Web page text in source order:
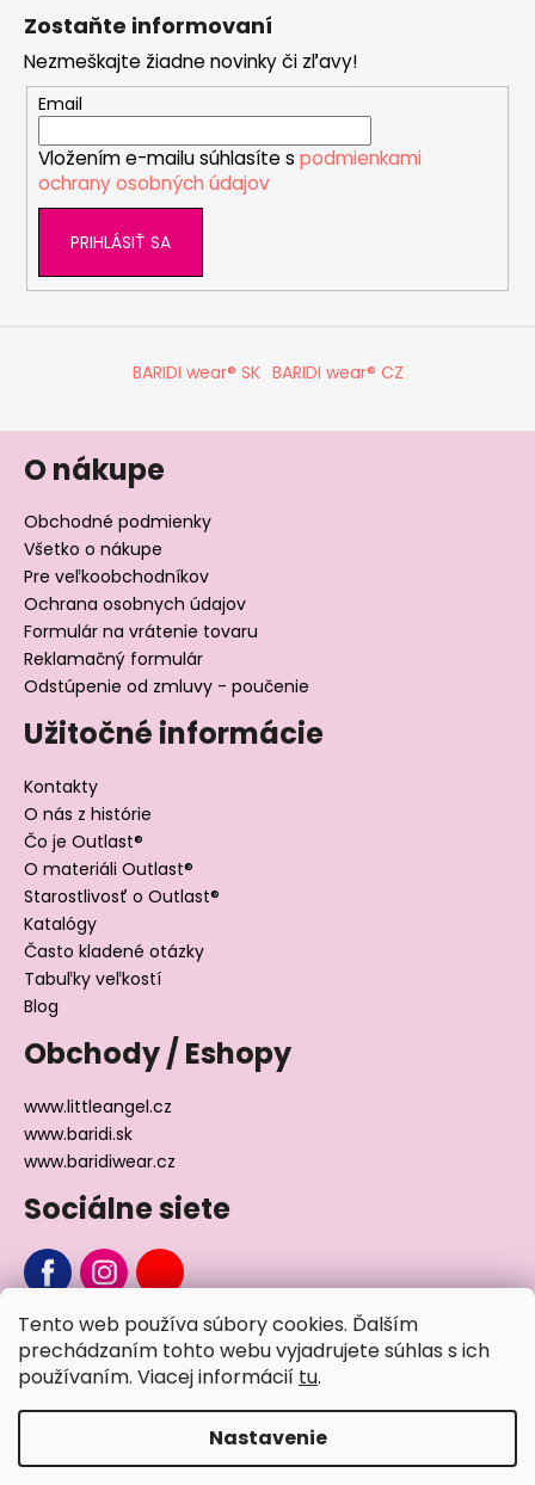
Tento web používa súbory cookies. Ďalším
prechádzaním tohto webu vyjadrujete súhlas s ich
používaním. Viacej informácií tu.
Nastavenie
c
i
e
r
v
k
p
s
u
a
n
i
e
Zostaňte informovaní
Nezmeškajte žiadne novinky či zľavy!
Email
Vložením e-mailu súhlasíte s podmienkami
ochrany osobných údajov
PRIHLÁSIŤ SA
BARIDI wear® SK BARIDI wear® CZ
O nákupe
Obchodné podmienky
Všetko o nákupe
Pre veľkoobchodníkov
Ochrana osobnych údajov
Formulár na vrátenie tovaru
Reklamačný formulár
Odstúpenie od zmluvy - poučenie
Užitočné informácie
Kontakty
O nás z histórie
Čo je Outlast®
O materiáli Outlast®
Starostlivosť o Outlast®
Katalógy
Často kladené otázky
Tabuľky veľkostí
Blog
Obchody / Eshopy
www.littleangel.cz
www.baridi.sk
www.baridiwear.cz
Sociálne siete
Chcete sa nás na niečo opýtať?